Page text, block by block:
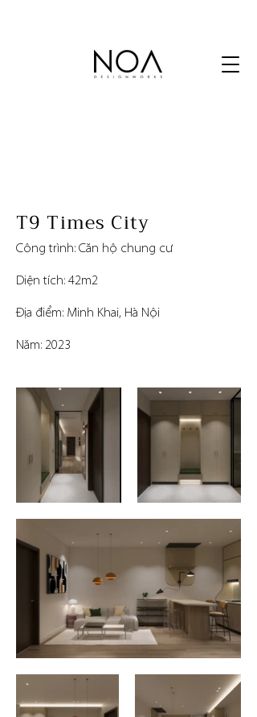
T9 Times City
Công trình: Căn hộ chung cư
Diện tích: 42m2
Địa điểm: Minh Khai, Hà Nội
Năm: 2023